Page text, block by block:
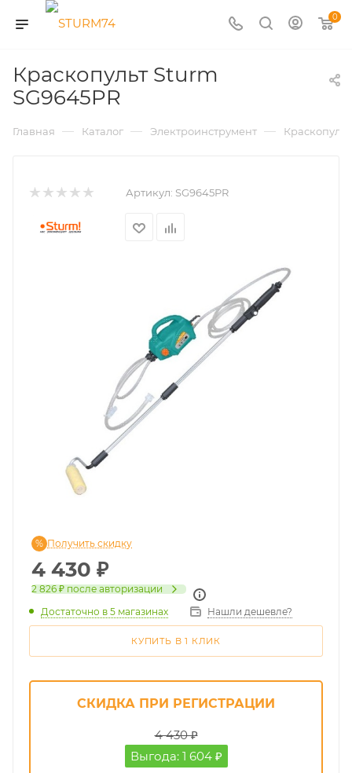
0
Краскопульт Sturm
SG9645PR
Главная — Каталог — Электроинструмент —
Артикул: SG9645PR
4 430 ₽
2 826 ₽ после авторизации
Получить скидку
Достаточно в 5 магазинах Нашли дешевле?
КУПИТЬ В 1 КЛИК
СКИДКА ПРИ РЕГИСТРАЦИИ
4 430 ₽
Выгода: 1 604 ₽